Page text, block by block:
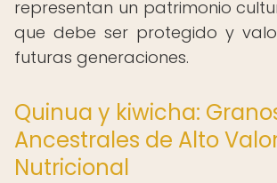
representan un patrimonio
que debe ser protegido y
futuras generaciones.
Quinua y kiwicha:
Ancestrales de Alto
Nutricional